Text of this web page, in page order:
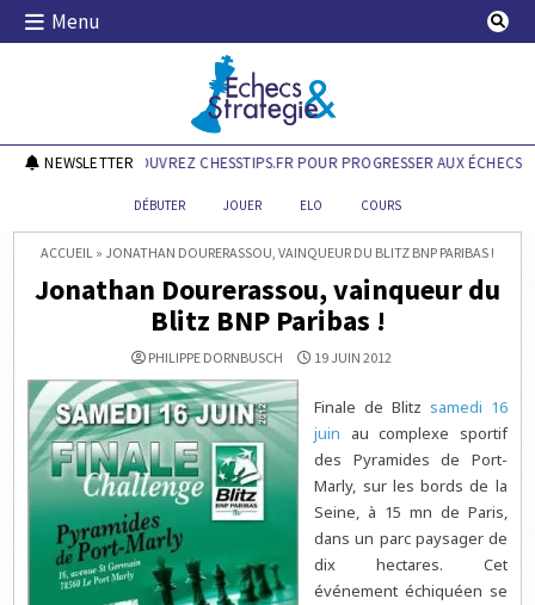
Skip
Menu
Echecs & Stratégie
NEWSLETTERDÉCOUVREZ CHESSTIPS.FR POUR PROGRESSER AUX ÉCHECS !
DÉBUTER JOUER ELO COURS
ACCUEIL » JONATHAN DOURERASSOU, VAINQUEUR DU BLITZ BNP PARIBAS !
Jonathan Dourerassou, vainqueur du
Blitz BNP Paribas !
PHILIPPE DORNBUSCH 19 JUIN 2012
Finale de Blitz samedi 16
juin au complexe sportif
des Pyramides de Port-
Marly, sur les bords de la
Seine, à 15 mn de Paris,
dans un parc paysager de
dix hectares. Cet
événement échiquéen se